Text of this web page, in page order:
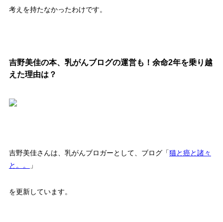
考えを持たなかったわけです。
吉野美佳の本、乳がんブログの運営も！余命2年を乗り越
えた理由は？
吉野美佳さんは、乳がんブロガーとして、ブログ「猫と癌と諸々
と。。
」
を更新しています。